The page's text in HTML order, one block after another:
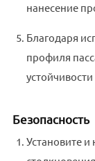
нанесение
Благодаря
профиля
Безопасность
Установите и